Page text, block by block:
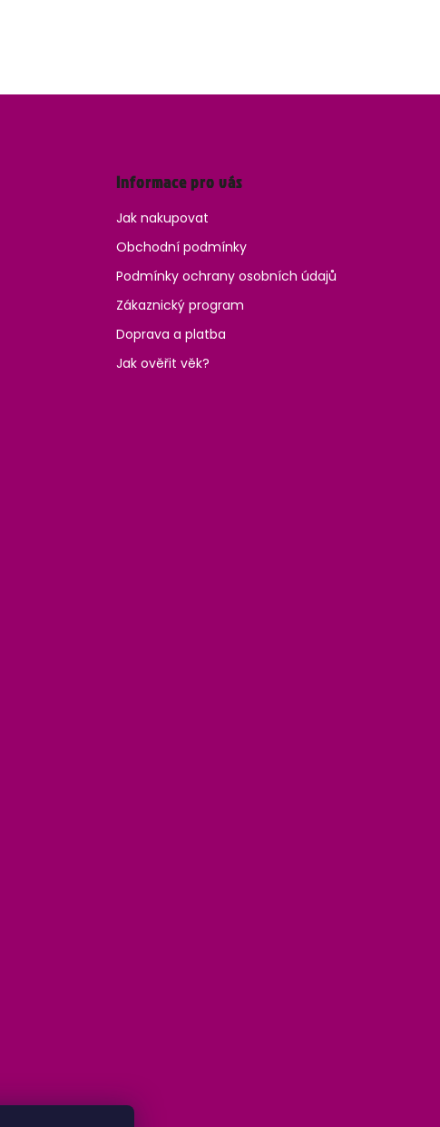
Informace pro vás
Jak nakupovat
Obchodní podmínky
Podmínky ochrany osobních údajů
Zákaznický program
Doprava a platba
Jak ověřit věk?